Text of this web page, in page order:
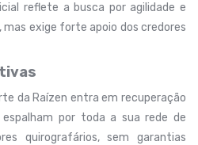
reflete a busca por agilidade e
exige forte apoio dos credores
da Raízen entra em recuperação
por toda a sua rede de
quirografários, sem garantias